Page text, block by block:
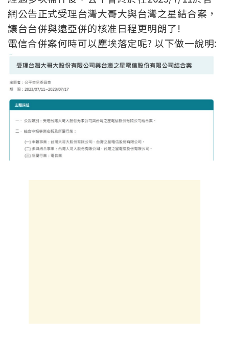
網公告正式受理台灣大哥大與台灣之星結合案，
讓台台併與遠亞併的核准日程更明朗了!
電信合併案何時可以塵埃落定呢? 以下做一說明: